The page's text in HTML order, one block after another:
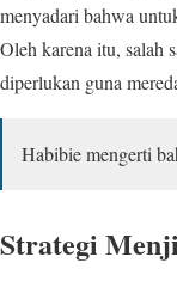
menyadari bahwa
Oleh karena itu, salah
diperlukan guna
Habibie mengerti
Strategi